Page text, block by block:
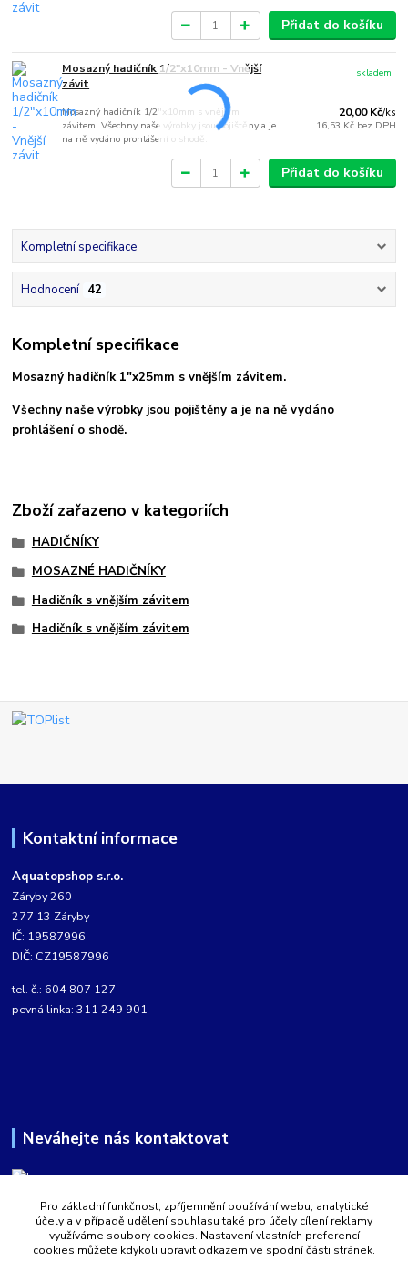
Přidat do košíku
Mosazný hadičník 1/2"x10mm - Vnější
závit
Mosazný hadičník 1/2"x10mm s vnějším
závitem. Všechny naše výrobky jsou pojištěny a je
na ně vydáno prohlášení o shodě.
20,00 Kč/ks
16,53 Kč bez DPH
skladem
Přidat do košíku
Kompletní specifikace
Hodnocení 42
Kompletní specifikace
Mosazný hadičník 1"x25mm s vnějším závitem.
Všechny naše výrobky jsou pojištěny a je na ně vydáno
prohlášení o shodě.
Zboží zařazeno v kategoriích
HADIČNÍKY
MOSAZNÉ HADIČNÍKY
Hadičník s vnějším závitem
Hadičník s vnějším závitem
Kontaktní informace
Aquatopshop s.r.o.
Záryby 260
277 13 Záryby
IČ: 19587996
DIČ: CZ19587996
tel. č.: 604 807 127
pevná linka: 311 249 901
Neváhejte nás kontaktovat
Martin Kabíček
8:00 - 16:00 hod.
Pro základní funkčnost, zpříjemnění používání webu, analytické
účely a v případě udělení souhlasu také pro účely cílení reklamy
využíváme soubory cookies. Nastavení vlastních preferencí
cookies můžete kdykoli upravit odkazem ve spodní části stránek.